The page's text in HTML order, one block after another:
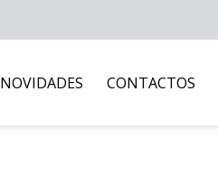
NOVIDADES CONTACTOS